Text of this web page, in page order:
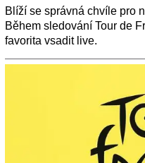
Blíží se správná chvíle pro
Během sledování Tour de
favorita vsadit live.